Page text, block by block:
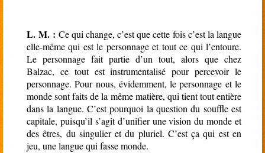
L. M. : Ce qui change, c’est que cette fois c’est la langue
elle-même qui est le personnage et tout ce qui l’entoure.
Le personnage fait partie d’un tout, alors que chez
Balzac, ce tout est instrumentalisé pour percevoir le
personnage. Pour nous, évidemment, le personnage et le
monde sont faits de la même matière, qui tient tout entière
dans la langue. C’est pourquoi la question du souffle est
capitale, puisqu’il s’agit d’unifier une vision du monde et
des êtres, du singulier et du pluriel. C’est ça qui est en
jeu, une langue qui fasse monde.